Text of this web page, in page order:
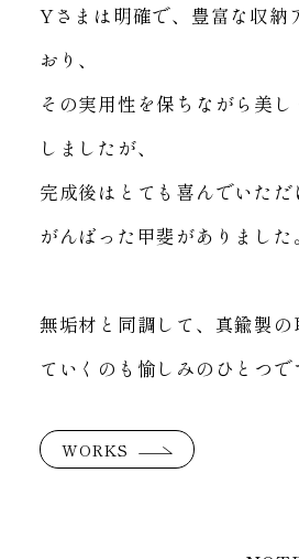
Yさまは明確で、豊富な収納
おり、
その実用性を保ちながら美
しましたが、
完成後はとても喜んでいただ
がんばった甲斐がありました。
無垢材と同調して、真鍮製の
ていくのも愉しみのひとつで
WORKS